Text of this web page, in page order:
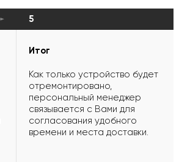
5
Итог
Как только устройство будет
отремонтировано,
персональный менеджер
связывается с Вами для
согласования удобного
времени и места доставки.